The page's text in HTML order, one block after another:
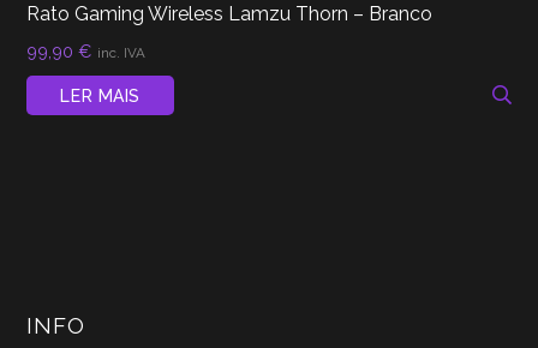
Rato Gaming Wireless Lamzu Thorn – Branco
99,90€ inc. IVA
LER MAIS
INFO